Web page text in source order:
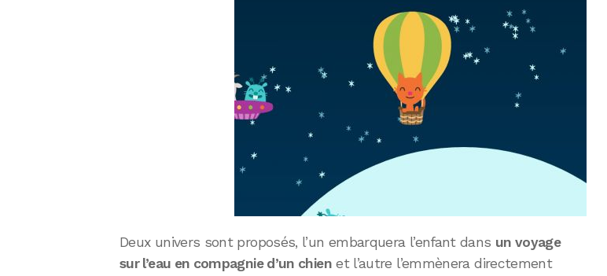
Deux univers sont proposés, l’un embarquera l’enfant dans un voyage
sur l’eau en compagnie d’un chienet l’autre l’emmènera directement